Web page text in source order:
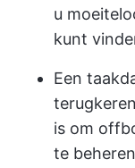
u
kunt
Een
is om
te beheren